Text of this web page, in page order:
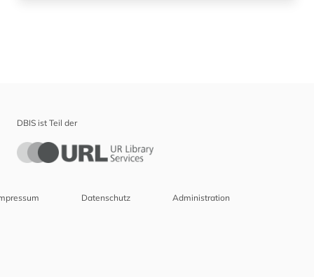
DBIS ist Teil der
Datenschutz Administration